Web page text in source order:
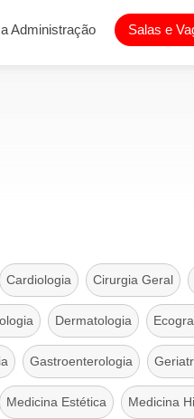
Administração Salas e
Cardiologia Cirurgia Geral
Dermatologia
Gastroenterologia
Medicina Estética Medicina